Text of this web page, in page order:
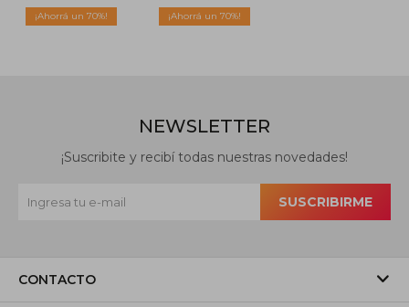
70 70
CONTACTO
NEWSLETTER
¡Suscribite y recibí todas nuestras novedades!
SUSCRIBIRME